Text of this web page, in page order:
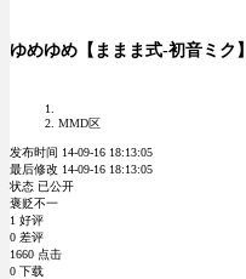
ゆめゆめ【ままま式-初音ミク】
MMD区
发布时间 14-09-16 18:13:05
最后修改 14-09-16 18:13:05
状态 已公开
褒贬不一
1 好评
0 差评
1660 点击
0 下载